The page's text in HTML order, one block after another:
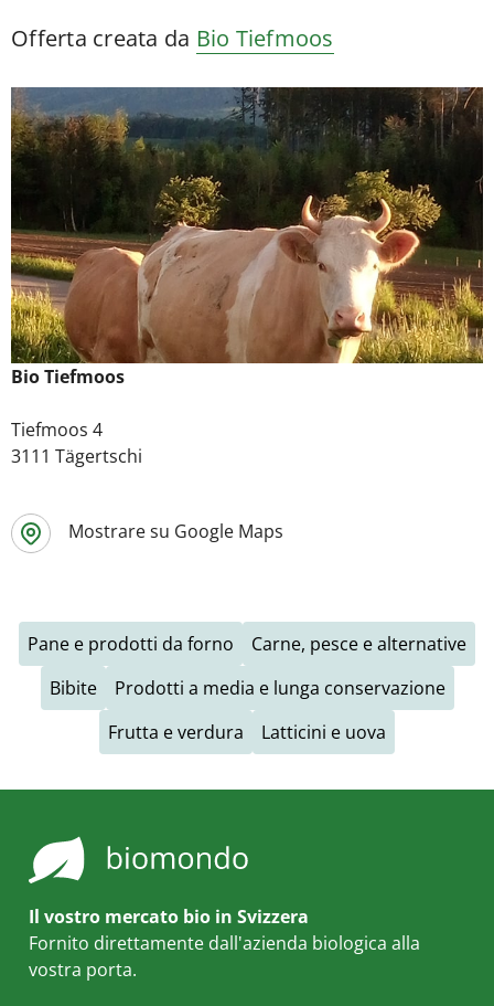
Offerta creata da Bio Tiefmoos
Bio Tiefmoos
Tiefmoos 4
3111 Tägertschi
Mostrare su Google Maps
Pane e prodotti da forno
Carne, pesce e alternative
Bibite
Prodotti a media e lunga conservazione
Frutta e verdura
Latticini e uova
Il vostro mercato bio in Svizzera
Fornito direttamente dall'azienda biologica alla
vostra porta.